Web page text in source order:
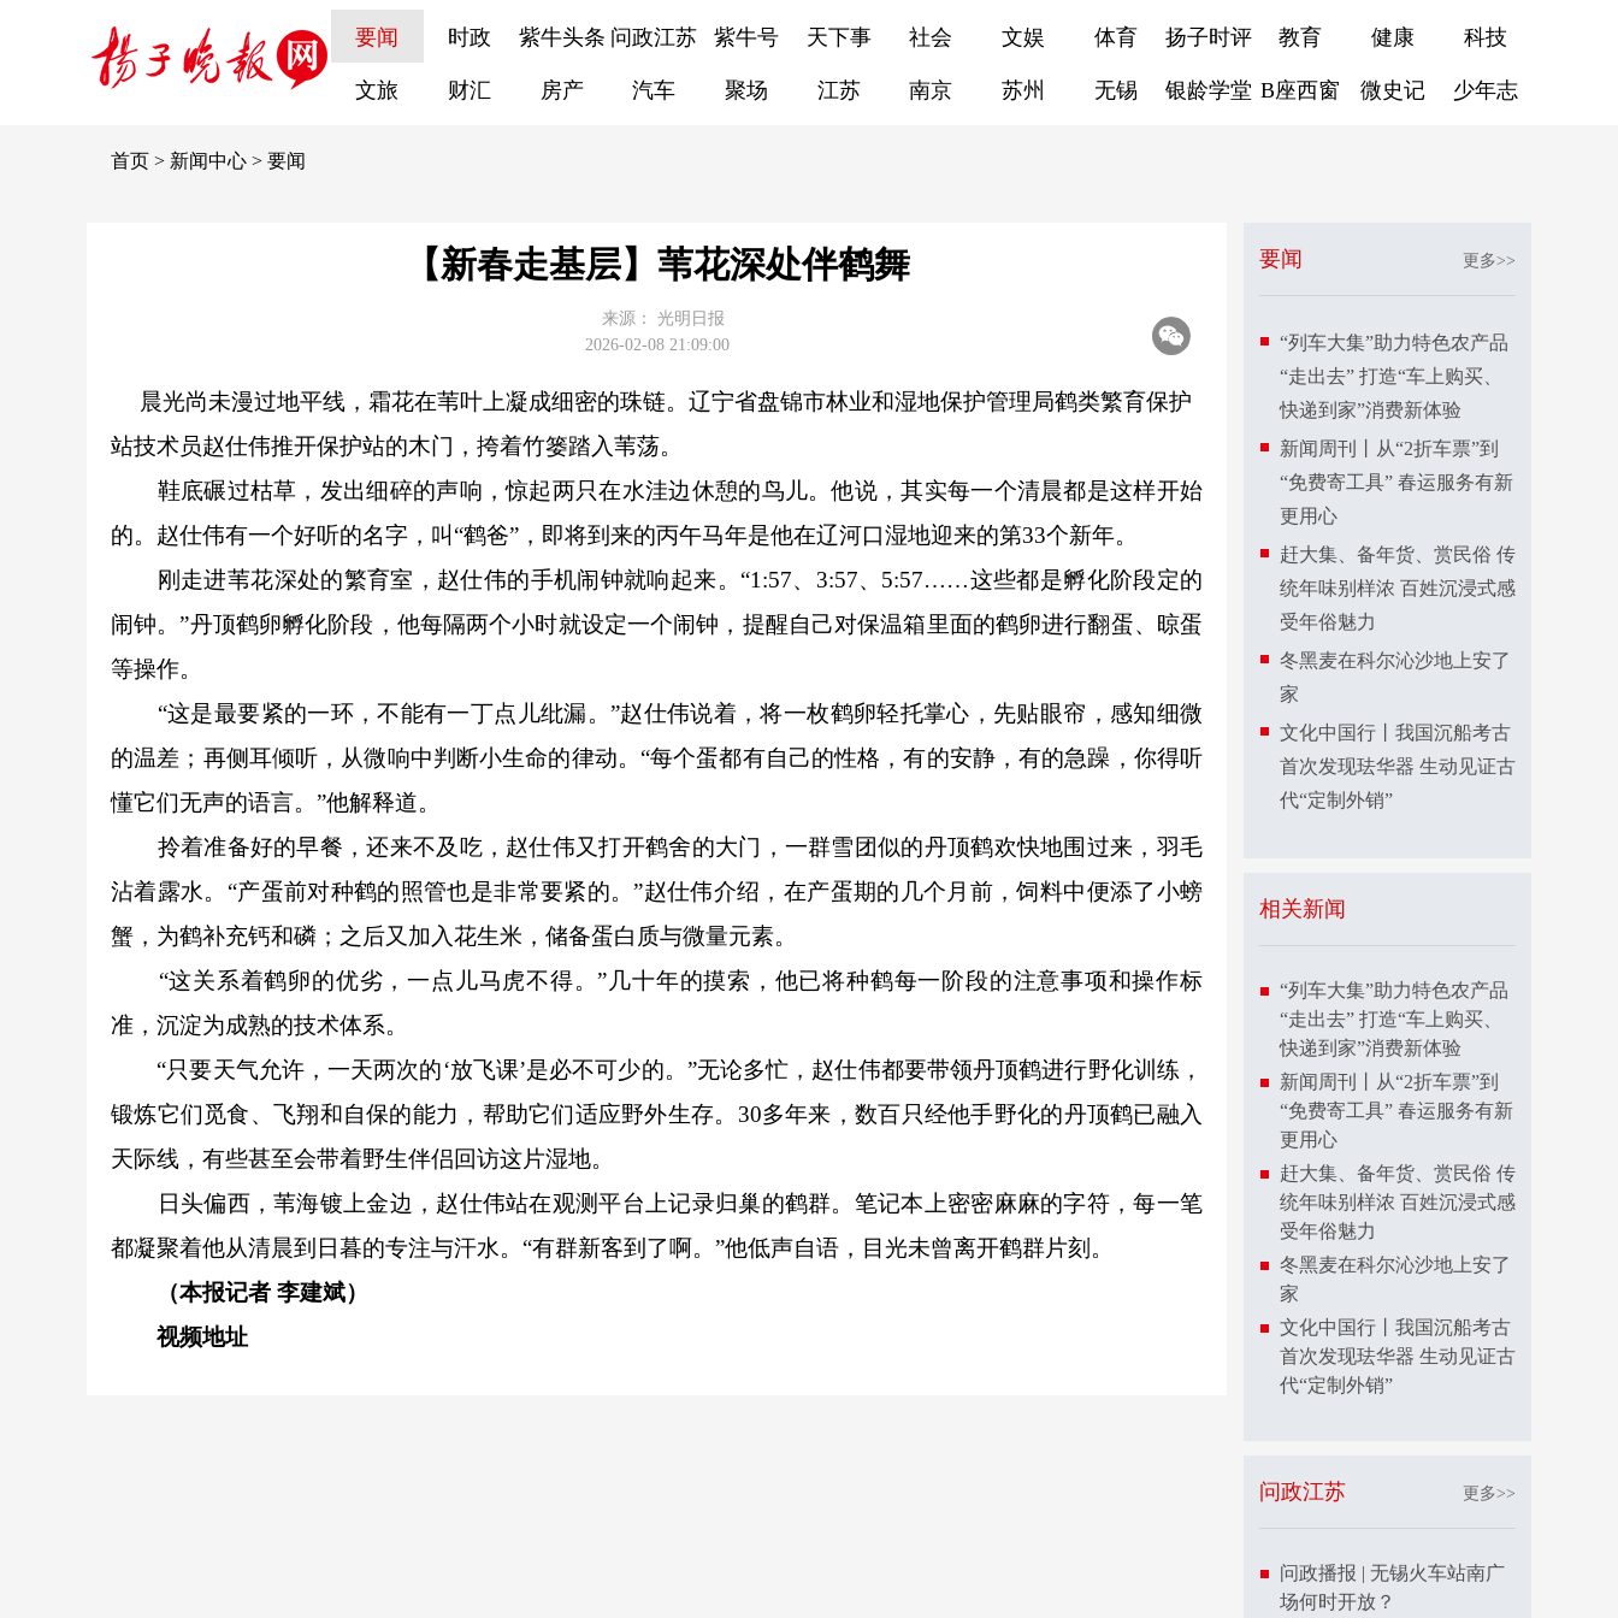
要闻 时政 紫牛头条 问政江苏 紫牛号 天下事 社会 文娱 体育 扬子时评 教育 健康 科技
文旅 财汇 房产 汽车 聚场 江苏 南京 苏州 无锡 银龄学堂 B座西窗 微史记 少年志
首页 > 新闻中心 > 要闻
【新春走基层】苇花深处伴鹤舞
来源：
光明日报
2026-02-08 21:09:00
晨光尚未漫过地平线，霜花在苇叶上凝成细密的珠链。辽宁省盘锦市林业和湿地保护管理局鹤类繁育保护
站技术员赵仕伟推开保护站的木门，挎着竹篓踏入苇荡。
鞋底碾过枯草，发出细碎的声响，惊起两只在水洼边休憩的鸟儿。他说，其实每一个清晨都是这样开始
的。赵仕伟有一个好听的名字，叫“鹤爸”，即将到来的丙午马年是他在辽河口湿地迎来的第33个新年。
刚走进苇花深处的繁育室，赵仕伟的手机闹钟就响起来。“1:57、3:57、5:57……这些都是孵化阶段定的
闹钟。”丹顶鹤卵孵化阶段，他每隔两个小时就设定一个闹钟，提醒自己对保温箱里面的鹤卵进行翻蛋、晾蛋
等操作。
“这是最要紧的一环，不能有一丁点儿纰漏。”赵仕伟说着，将一枚鹤卵轻托掌心，先贴眼帘，感知细微
的温差；再侧耳倾听，从微响中判断小生命的律动。“每个蛋都有自己的性格，有的安静，有的急躁，你得听
懂它们无声的语言。”他解释道。
拎着准备好的早餐，还来不及吃，赵仕伟又打开鹤舍的大门，一群雪团似的丹顶鹤欢快地围过来，羽毛
沾着露水。“产蛋前对种鹤的照管也是非常要紧的。”赵仕伟介绍，在产蛋期的几个月前，饲料中便添了小螃
蟹，为鹤补充钙和磷；之后又加入花生米，储备蛋白质与微量元素。
“这关系着鹤卵的优劣，一点儿马虎不得。”几十年的摸索，他已将种鹤每一阶段的注意事项和操作标
准，沉淀为成熟的技术体系。
“只要天气允许，一天两次的‘放飞课’是必不可少的。”无论多忙，赵仕伟都要带领丹顶鹤进行野化训练，
锻炼它们觅食、飞翔和自保的能力，帮助它们适应野外生存。30多年来，数百只经他手野化的丹顶鹤已融入
天际线，有些甚至会带着野生伴侣回访这片湿地。
日头偏西，苇海镀上金边，赵仕伟站在观测平台上记录归巢的鹤群。笔记本上密密麻麻的字符，每一笔
都凝聚着他从清晨到日暮的专注与汗水。“有群新客到了啊。”他低声自语，目光未曾离开鹤群片刻。
（本报记者 李建斌）
视频地址
要闻 更多>>
“列车大集”助力特色农产品
“走出去” 打造“车上购买、
快递到家”消费新体验
新闻周刊丨从“2折车票”到
“免费寄工具” 春运服务有新
更用心
赶大集、备年货、赏民俗 传
统年味别样浓 百姓沉浸式感
受年俗魅力
冬黑麦在科尔沁沙地上安了
家
文化中国行丨我国沉船考古
首次发现珐华器 生动见证古
代“定制外销”
相关新闻
“列车大集”助力特色农产品
“走出去” 打造“车上购买、
快递到家”消费新体验
新闻周刊丨从“2折车票”到
“免费寄工具” 春运服务有新
更用心
赶大集、备年货、赏民俗 传
统年味别样浓 百姓沉浸式感
受年俗魅力
冬黑麦在科尔沁沙地上安了
家
文化中国行丨我国沉船考古
首次发现珐华器 生动见证古
代“定制外销”
问政江苏 更多>>
问政播报 | 无锡火车站南广
场何时开放？